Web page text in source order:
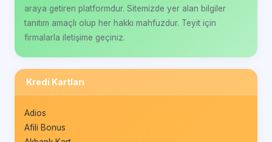
araya getiren platformdur. Sitemizde yer alan bilgiler
tanıtım amaçlı olup her hakkı mahfuzdur. Teyit için
firmalarla iletişime geçiniz.
Kredi Kartları
Adios
Afili Bonus